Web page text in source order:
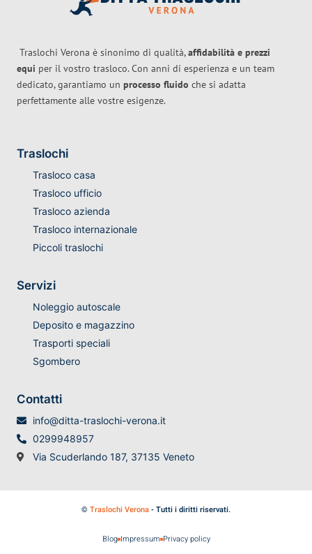
Traslochi Verona è sinonimo di qualità,affidabilità e prezzi
equi per il vostro trasloco. Con anni di esperienza e un team
dedicato, garantiamo un processo fluido che si adatta
perfettamente alle vostre esigenze.
Traslochi
Trasloco casa
Trasloco ufficio
Trasloco azienda
Trasloco internazionale
Piccoli traslochi
Servizi
Noleggio autoscale
Deposito e magazzino
Trasporti speciali
Sgombero
Contatti
info@ditta-traslochi-verona.it
0299948957
Via Scuderlando 187, 37135 Veneto
© Traslochi Verona- Tutti i diritti riservati.
Blog Impressum Privacy policy